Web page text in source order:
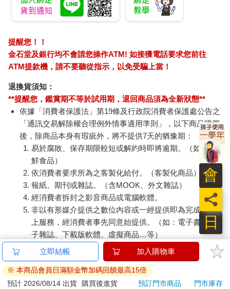
提醒您！！
金石堂及銀行均不會請您操作ATM! 如接獲電話要求您前往
ATM提款機，請不要聽從指示，以免受騙上當！
退換貨須知：
**提醒您，鑑賞期不等於試用期，退回商品須為全新狀態**
依據「消費者保護法」第19條及行政院消費者保護處公告之
「通訊交易解除權合理例外情事適用準則」，以下商品購買
後，除商品本身有瑕疵外，將不提供7天的猶豫期：
易於腐敗、保存期限較短或解約時即將逾期。（如：生
鮮食品）
依消費者要求所為之客製化給付。（客製化商品）
報紙、期刊或雜誌。（含MOOK、外文雜誌）
經消費者拆封之影音商品或電腦軟體。
非以有形媒介提供之數位內容或一經提供即為完成之線
上服務，經消費者事先同意始提供。（如：電子書、電
子雜誌、下載版軟體、虛擬商品…等）
已拆封之個人衛生用品。（如：內衣褲、刮鬍刀、除毛
刀…等）
若非上列種類商品，均享有到貨7天的猶豫期（含例假
日）。
立即結帳 加入購物車
※ 本商品會員日滿額金幣加碼回饋最高15倍
預計 2026/08/14 出貨
購買後進貨 預訂門市商品
門市庫存
日
員
會